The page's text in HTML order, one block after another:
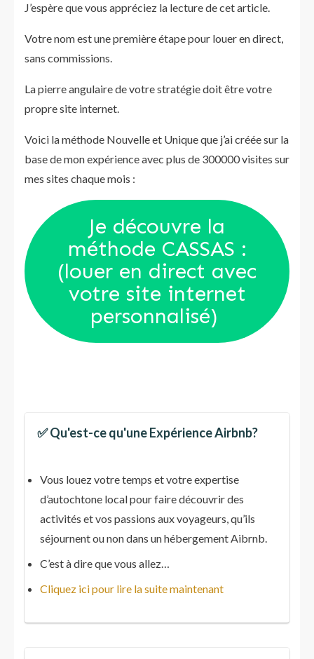
J’espère que vous appréciez la lecture de cet article.
Votre nom est une première étape pour louer en direct,
sans commissions.
La pierre angulaire de votre stratégie doit être votre
propre site internet.
Voici la méthode Nouvelle et Unique que j’ai créée sur la
base de mon expérience avec plus de 300000 visites sur
mes sites chaque mois :
Je découvre la
méthode CASSAS :
(louer en direct avec
votre site internet
personnalisé)
✅ Qu'est-ce qu'une Expérience Airbnb?
Vous louez votre temps et votre expertise
d’autochtone local pour faire découvrir des
activités et vos passions aux voyageurs, qu’ils
séjournent ou non dans un hébergement Aibrnb.
C’est à dire que vous allez…
Cliquez ici pour lire la suite maintenant